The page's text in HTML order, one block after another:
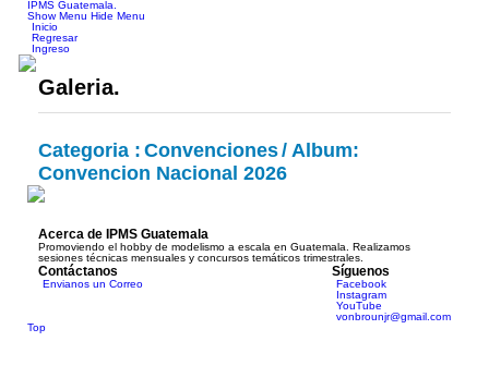
IPMS Guatemala.
Show Menu Hide Menu
Inicio
Regresar
Ingreso
Galeria.
Categoria : Convenciones/ Album:
Convencion Nacional 2026
Acerca de IPMS Guatemala
Promoviendo el hobby de modelismo a escala en Guatemala. Realizamos
sesiones técnicas mensuales y concursos temáticos trimestrales.
Contáctanos
Envianos un Correo
Síguenos
Facebook
Instagram
YouTube
vonbrounjr@gmail.com
Top